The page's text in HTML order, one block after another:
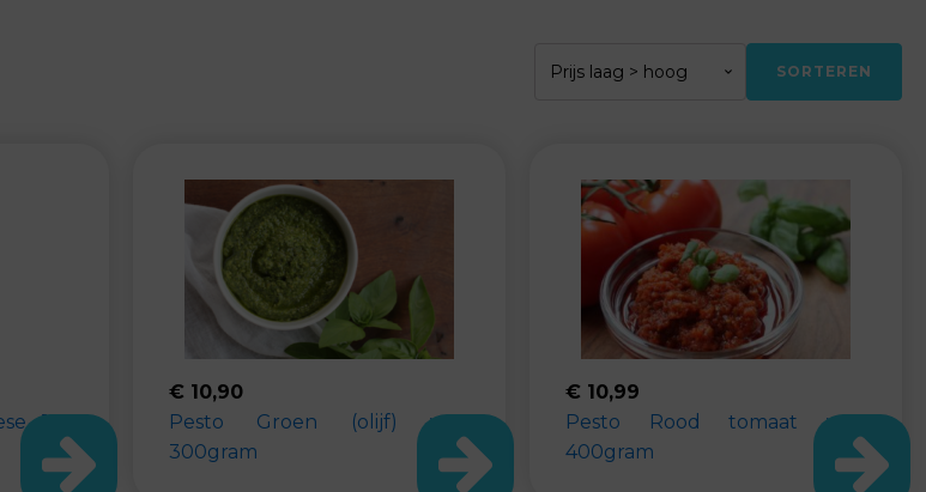
SORTEREN
185
€ 10,90
Pesto Groen (olijf) vers
300gram
€ 10,99
Pesto Rood tomaat vers
400gram